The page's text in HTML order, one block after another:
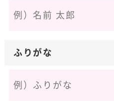
ふりがな